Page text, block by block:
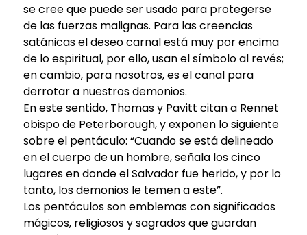
se cree que puede ser usado para protegerse
de las fuerzas malignas. Para las creencias
satánicas el deseo carnal está muy por encima
de lo espiritual, por ello, usan el símbolo al revés;
en cambio, para nosotros, es el canal para
derrotar a nuestros demonios.
En este sentido, Thomas y Pavitt citan a Rennet
obispo de Peterborough, y exponen lo siguiente
sobre el pentáculo: “Cuando se está delineado
en el cuerpo de un hombre, señala los cinco
lugares en donde el Salvador fue herido, y por lo
tanto, los demonios le temen a este”.
Los pentáculos son emblemas con significados
mágicos, religiosos y sagrados que guardan